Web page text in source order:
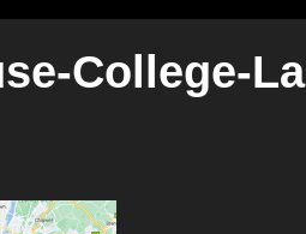
College-